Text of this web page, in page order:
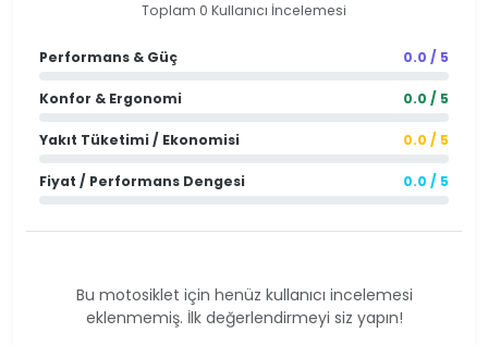
Toplam 0 Kullanıcı İncelemesi
Performans & Güç 0.0 / 5
Konfor & Ergonomi 0.0 / 5
Yakıt Tüketimi / Ekonomisi 0.0 / 5
Fiyat / Performans Dengesi 0.0 / 5
Bu motosiklet için henüz kullanıcı incelemesi
eklenmemiş. İlk değerlendirmeyi siz yapın!